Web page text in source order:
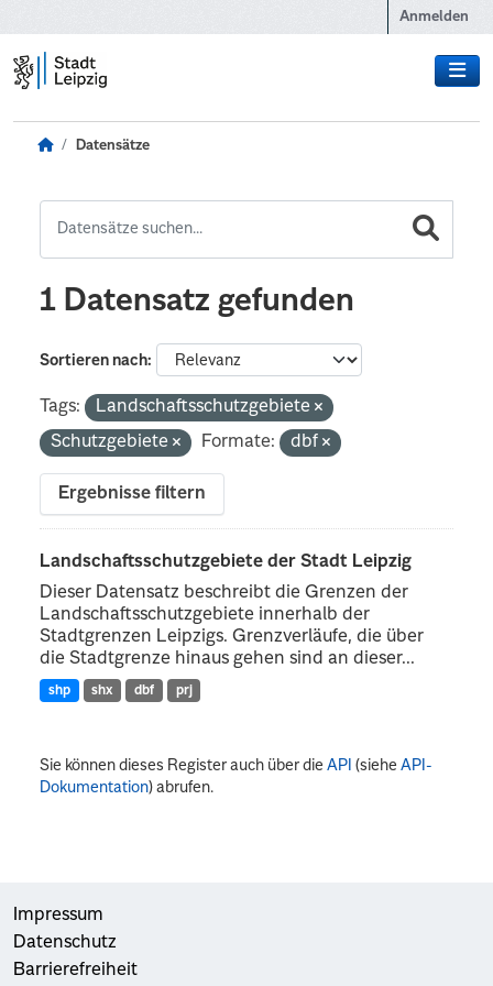
Anmelden
Datensätze
1 Datensatz gefunden
Sortieren nach
Tags:
Landschaftsschutzgebiete
Schutzgebiete
Formate: dbf
Ergebnisse filtern
Landschaftsschutzgebiete der Stadt Leipzig
Dieser Datensatz beschreibt die Grenzen der
Landschaftsschutzgebiete innerhalb der
Stadtgrenzen Leipzigs. Grenzverläufe, die über
die Stadtgrenze hinaus gehen sind an dieser...
shp shx dbf prj
Sie können dieses Register auch über dieAPI (sieheAPI-
Dokumentation) abrufen.
Impressum
Datenschutz
Barrierefreiheit